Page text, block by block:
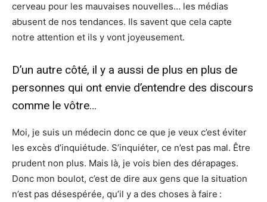
cerveau pour les mauvaises nouvelles… les médias
abusent de nos tendances. Ils savent que cela capte
notre attention et ils y vont joyeusement.
D’un autre côté, il y a aussi de plus en plus de
personnes qui ont envie d’entendre des discours
comme le vôtre…
Moi, je suis un médecin donc ce que je veux c’est éviter
les excès d’inquiétude. S’inquiéter, ce n’est pas mal. Être
prudent non plus. Mais là, je vois bien des dérapages.
Donc mon boulot, c’est de dire aux gens que la situation
n’est pas désespérée, qu’il y a des choses à faire :